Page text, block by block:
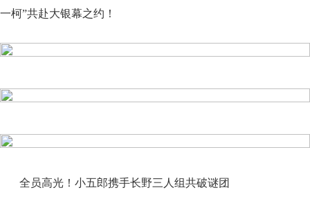
一柯”共赴大银幕之约！
全员高光！小五郎携手长野三人组共破谜团